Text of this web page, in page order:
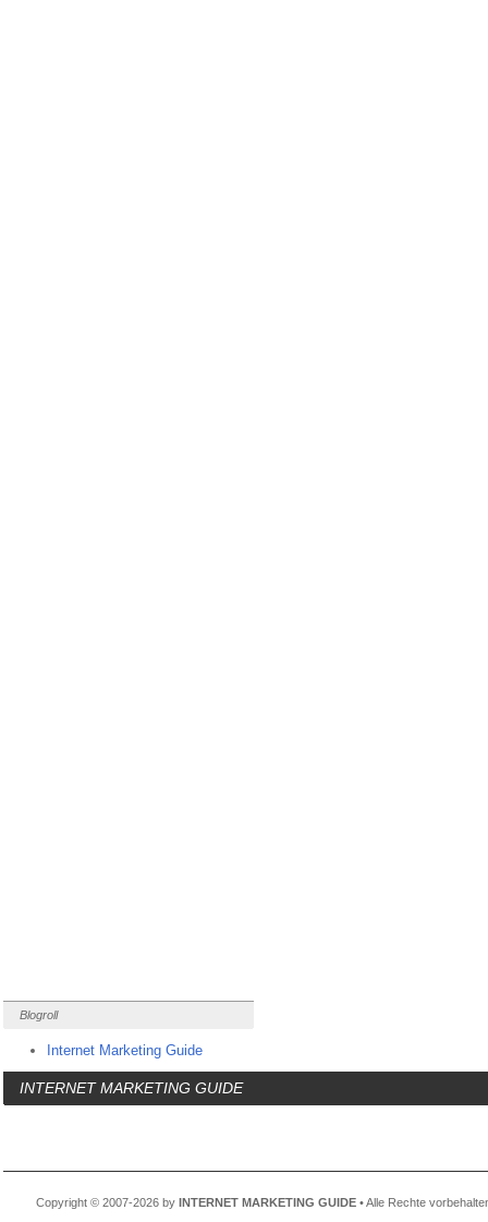
Blogroll
Internet Marketing Guide
INTERNET MARKETING GUIDE
Copyright © 2007-2026 by INTERNET MARKETING GUIDE• Alle Rechte